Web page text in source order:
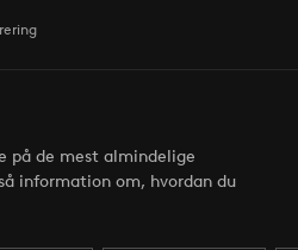
på de mest almindelige
information om, hvordan du